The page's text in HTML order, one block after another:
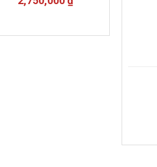
hạng
sao
gốc
hiện